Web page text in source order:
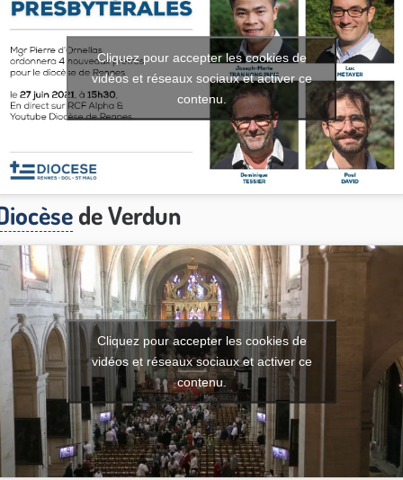
Cliquez pour accepter les cookies de
vidéos et réseaux sociaux et activer ce
contenu.
de Verdun
Cliquez pour accepter les cookies de
vidéos et réseaux sociaux et activer ce
contenu.